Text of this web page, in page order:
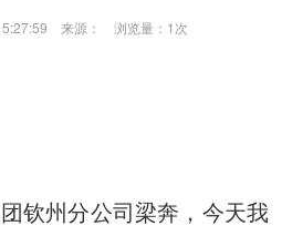
来源： 浏览量： 1次
钦州分公司梁奔，今天我